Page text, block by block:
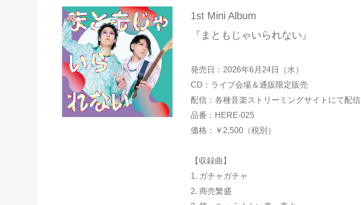
1st Mini Album
『まともじゃいられない』
発売日：2026年6月24日（水）
CD：ライブ会場＆通販限定販売
配信：各種音楽ストリーミングサイトにて配信
品番：HERE-025
価格：￥2,500（税別）
【収録曲】
1. ガチャガチャ
2. 商売繁盛